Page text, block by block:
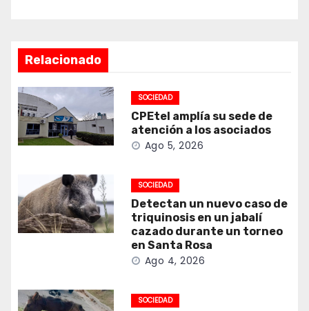
Relacionado
SOCIEDAD
CPEtel amplía su sede de
atención a los asociados
Ago 5, 2026
SOCIEDAD
Detectan un nuevo caso de
triquinosis en un jabalí
cazado durante un torneo
en Santa Rosa
Ago 4, 2026
SOCIEDAD